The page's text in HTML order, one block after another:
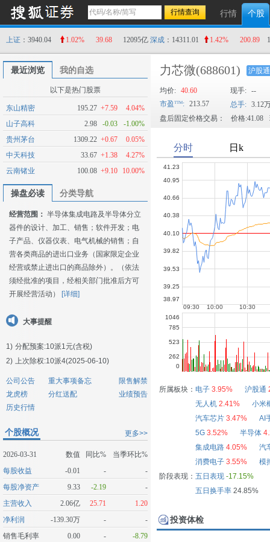
行情 个股
上证 ：3940.04 1.02% 39.68 12095亿 深成 ：14311.01 1.42% 200.89
最近浏览 我的自选
以下是热门股票
东山精密 195.27 +7.59
4.04%
山子高科
2.98 -0.03
-1.00%
贵州茅台
1309.22 +0.67
0.05%
中天科技
33.67 +1.38
4.27%
云南锗业
100.08 +9.10 10.00%
操盘必读 分类导航
经营范围： 半导体集成电路及半导体分立
器件的设计、加工、销售；软件开发；电
子产品、仪器仪表、电气机械的销售；自
营各类商品的进出口业务（国家限定企业
经营或禁止进出口的商品除外）。（依法
须经批准的项目，经相关部门批准后方可
开展经营活动）
[详细]
大事提醒
1) 分配预案:10派1元(含税)
2) 上次除权:10派4(2025-06-10)
公司公告 重大事项备忘
限售解禁
龙虎榜
分红送配
业绩预告
历史行情
更多>>
个股概况
2026-03-31 数值 同比%
当季环比%
每股收益
-0.01 -
-
每股净资产
9.33 -2.19
-
主营收入
2.06亿 25.71
1.20
净利润
-139.30万 -
-
销售毛利率
0.00 - -8.79
力芯微(688601) 沪股通
均价: 40.60 现手: --
市盈
: 213.57 总手: 3.12
盘后固定价格交易：
价格:41.08
所属板块： 电子 3.95% 沪股通
无人机 2.41%
小米
汽车芯片 3.47%
AI
5G 3.52% 半导体
集成电路 4.05%
汽
消费电子 3.55%
模
阶段表现： 五日表现 -17.15%
五日换手率24.85%
投资体检